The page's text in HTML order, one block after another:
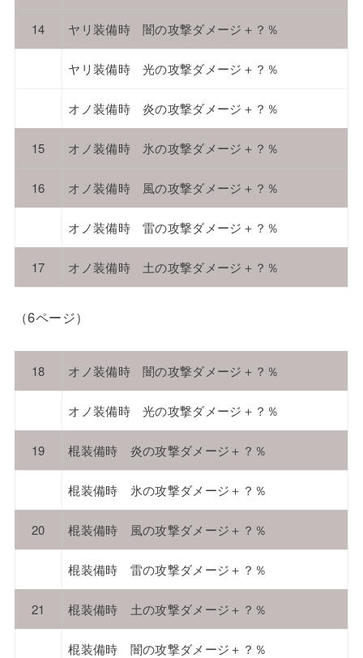
14 ヤリ装備時 闇の攻撃ダメージ＋？％
ヤリ装備時 光の攻撃ダメージ＋？％
オノ装備時 炎の攻撃ダメージ＋？％
15 オノ装備時 氷の攻撃ダメージ＋？％
16 オノ装備時 風の攻撃ダメージ＋？％
オノ装備時 雷の攻撃ダメージ＋？％
17 オノ装備時 土の攻撃ダメージ＋？％
（6ページ）
18 オノ装備時 闇の攻撃ダメージ＋？％
オノ装備時 光の攻撃ダメージ＋？％
19 棍装備時 炎の攻撃ダメージ＋？％
棍装備時 氷の攻撃ダメージ＋？％
20 棍装備時 風の攻撃ダメージ＋？％
棍装備時 雷の攻撃ダメージ＋？％
21 棍装備時 土の攻撃ダメージ＋？％
棍装備時 闇の攻撃ダメージ＋？％